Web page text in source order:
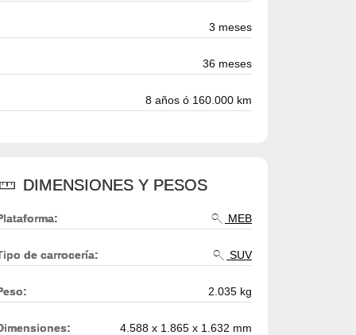
3 meses
36 meses
8 años ó 160.000 km
DIMENSIONES Y PESOS
MEB
de carrocería: SUV
2.035 kg
4.588 x 1.865 x 1.632 mm